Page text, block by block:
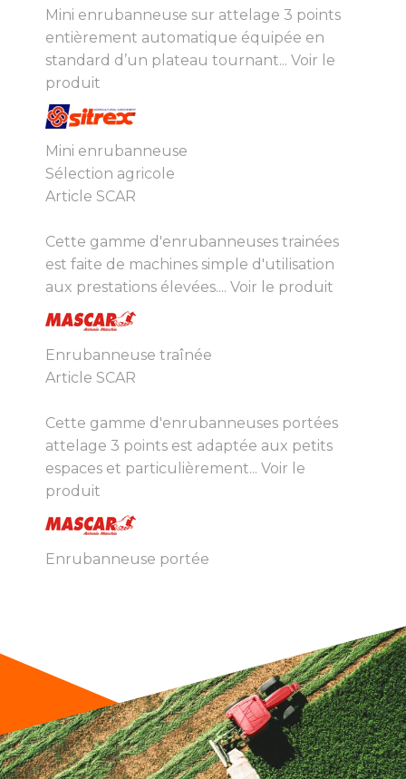
Mini enrubanneuse sur attelage 3 points
entièrement automatique équipée en
standard d’un plateau tournant... Voir le
produit
Mini enrubanneuse
Sélection agricole
Article SCAR
Cette gamme d'enrubanneuses trainées
est faite de machines simple d'utilisation
aux prestations élevées.... Voir le produit
Enrubanneuse traînée
Article SCAR
Cette gamme d'enrubanneuses portées
attelage 3 points est adaptée aux petits
espaces et particulièrement... Voir le
produit
Enrubanneuse portée